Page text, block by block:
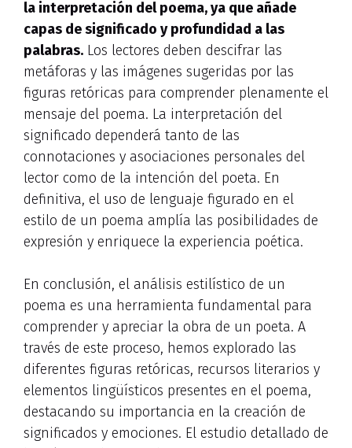
la interpretación del poema, ya que añade
capas de significado y profundidad a las
palabras. Los lectores deben descifrar las
metáforas y las imágenes sugeridas por las
figuras retóricas para comprender plenamente el
mensaje del poema. La interpretación del
significado dependerá tanto de las
connotaciones y asociaciones personales del
lector como de la intención del poeta. En
definitiva, el uso de lenguaje figurado en el
estilo de un poema amplía las posibilidades de
expresión y enriquece la experiencia poética.
En conclusión, el análisis estilístico de un
poema es una herramienta fundamental para
comprender y apreciar la obra de un poeta. A
través de este proceso, hemos explorado las
diferentes figuras retóricas, recursos literarios y
elementos lingüísticos presentes en el poema,
destacando su importancia en la creación de
significados y emociones. El estudio detallado de